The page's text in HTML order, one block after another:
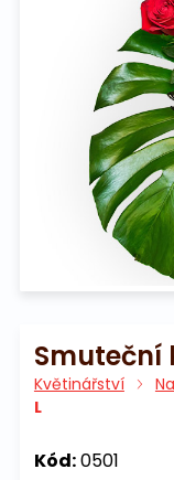
Smuteční
Květinářství
L
Kód:0501